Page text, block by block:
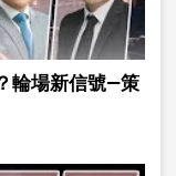
輪場新信號—策